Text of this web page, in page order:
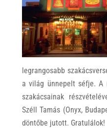
legrangosabb
a világ ünnepelt séfje. A
szakácsainak
Széll Tamás (Onyx,
döntőbe jutott. Gratulálok!